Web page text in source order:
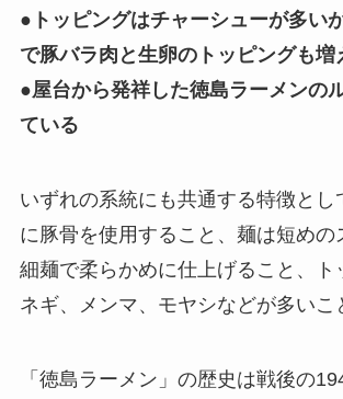
●トッピングはチャーシューが多い
で豚バラ肉と生卵のトッピングも増
●屋台から発祥した徳島ラーメンの
ている
いずれの系統にも共通する特徴とし
に豚骨を使用すること、麺は短めの
細麺で柔らかめに仕上げること、ト
ネギ、メンマ、モヤシなどが多いこ
「徳島ラーメン」の歴史は戦後の